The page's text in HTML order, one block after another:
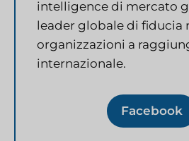
intelligence di mercato
leader globale di fiducia
organizzazioni a
internazionale.
Facebook